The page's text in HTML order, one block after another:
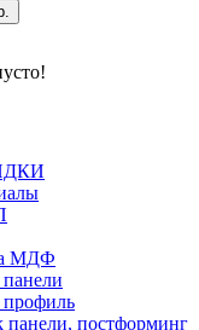
МДФ
панели, постформинг